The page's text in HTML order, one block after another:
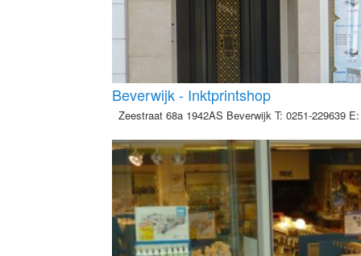
Beverwijk - Inktprintshop
Zeestraat 68a 1942AS Beverwijk T: 0251-229639